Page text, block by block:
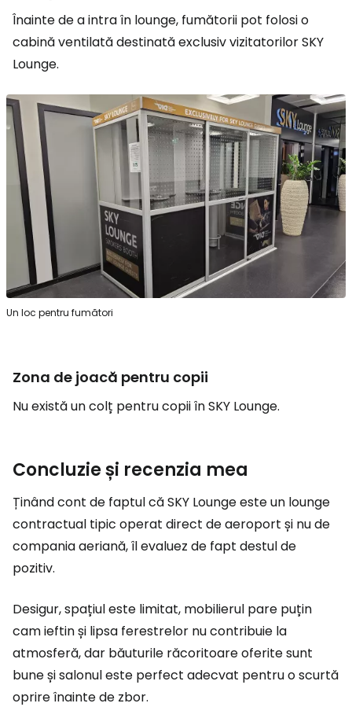
Înainte de a intra în lounge, fumătorii pot folosi o
cabină ventilată destinată exclusiv vizitatorilor SKY
Lounge.
Un loc pentru fumători
Zona de joacă pentru copii
Nu există un colț pentru copii în SKY Lounge.
Concluzie și recenzia mea
Ținând cont de faptul că SKY Lounge este un lounge
contractual tipic operat direct de aeroport și nu de
compania aeriană, îl evaluez de fapt destul de
pozitiv.
Desigur, spațiul este limitat, mobilierul pare puțin
cam ieftin și lipsa ferestrelor nu contribuie la
atmosferă, dar băuturile răcoritoare oferite sunt
bune și salonul este perfect adecvat pentru o scurtă
oprire înainte de zbor.